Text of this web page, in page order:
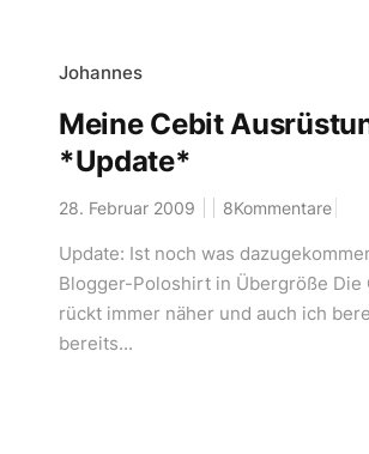
Johannes
Meine Cebit
*Update*
28. Februar 2009 8Kommentare
Update: Ist noch was
Blogger-Poloshirt in Übergröße Die
rückt immer näher und auch ich
bereits...